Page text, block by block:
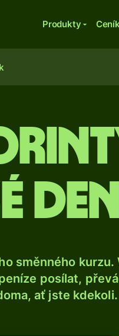
Produkty Ceník
směnného kurzu.
posílat,
ať jste kdekoli.